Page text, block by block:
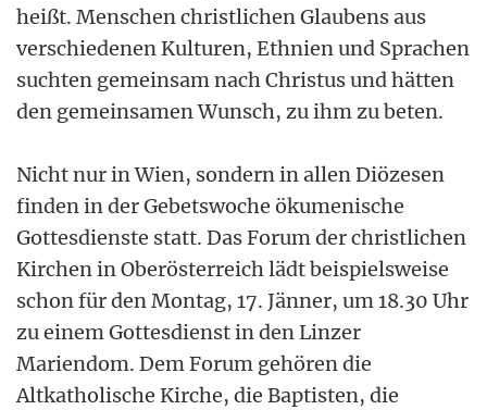
heißt. Menschen christlichen Glaubens aus
verschiedenen Kulturen, Ethnien und Sprachen
suchten gemeinsam nach Christus und hätten
den gemeinsamen Wunsch, zu ihm zu beten.
Nicht nur in Wien, sondern in allen Diözesen
finden in der Gebetswoche ökumenische
Gottesdienste statt. Das Forum der christlichen
Kirchen in Oberösterreich lädt beispielsweise
schon für den Montag, 17. Jänner, um 18.30 Uhr
zu einem Gottesdienst in den Linzer
Mariendom. Dem Forum gehören die
Altkatholische Kirche, die Baptisten, die